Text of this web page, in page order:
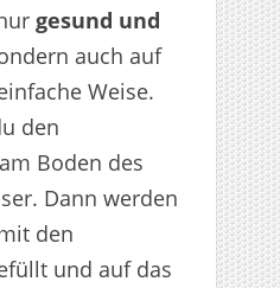
gesund und
auch auf
Weise.
den
Boden des
Dann werden
den
und auf das